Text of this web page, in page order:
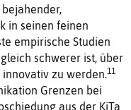
in seinen feinen
empirische Studien
schwerer ist, über
zu werden.11
Grenzen bei
aus der KiTa